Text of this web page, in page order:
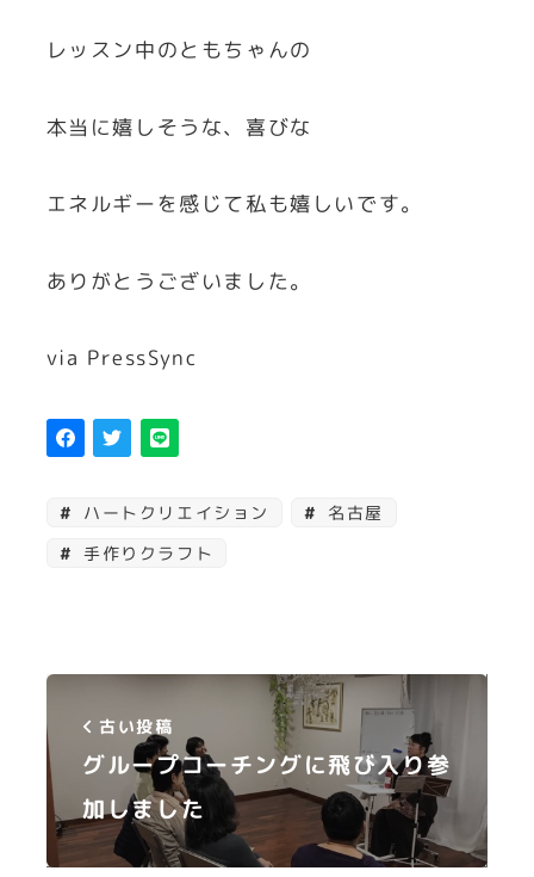
レッスン中のともちゃんの
本当に嬉しそうな、喜びな
エネルギーを感じて私も嬉しいです。
ありがとうございました。
via PressSync
ハートクリエイション
名古屋
手作りクラフト
古い投稿
グループコーチングに飛び入り参
加しました